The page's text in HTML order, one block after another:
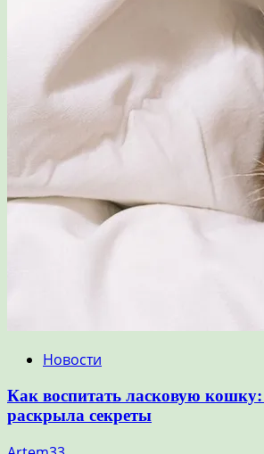
Новости
Как воспитать ласковую кошку:
раскрыла секреты